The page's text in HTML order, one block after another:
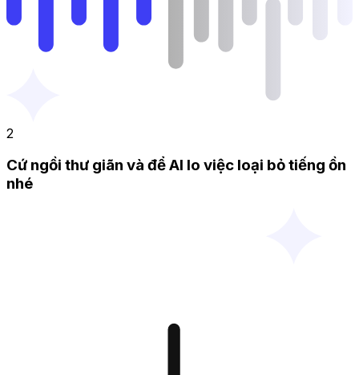
2
Cứ ngồi thư giãn và để AI lo việc loại bỏ tiếng ồn
nhé